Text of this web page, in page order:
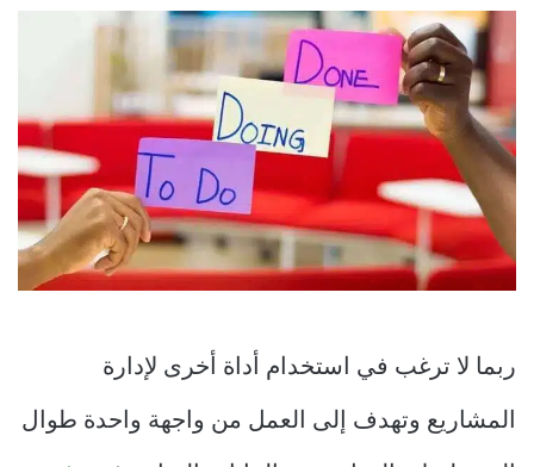
ربما لا ترغب في استخدام أداة أخرى لإدارة
المشاريع وتهدف إلى العمل من واجهة واحدة طوال